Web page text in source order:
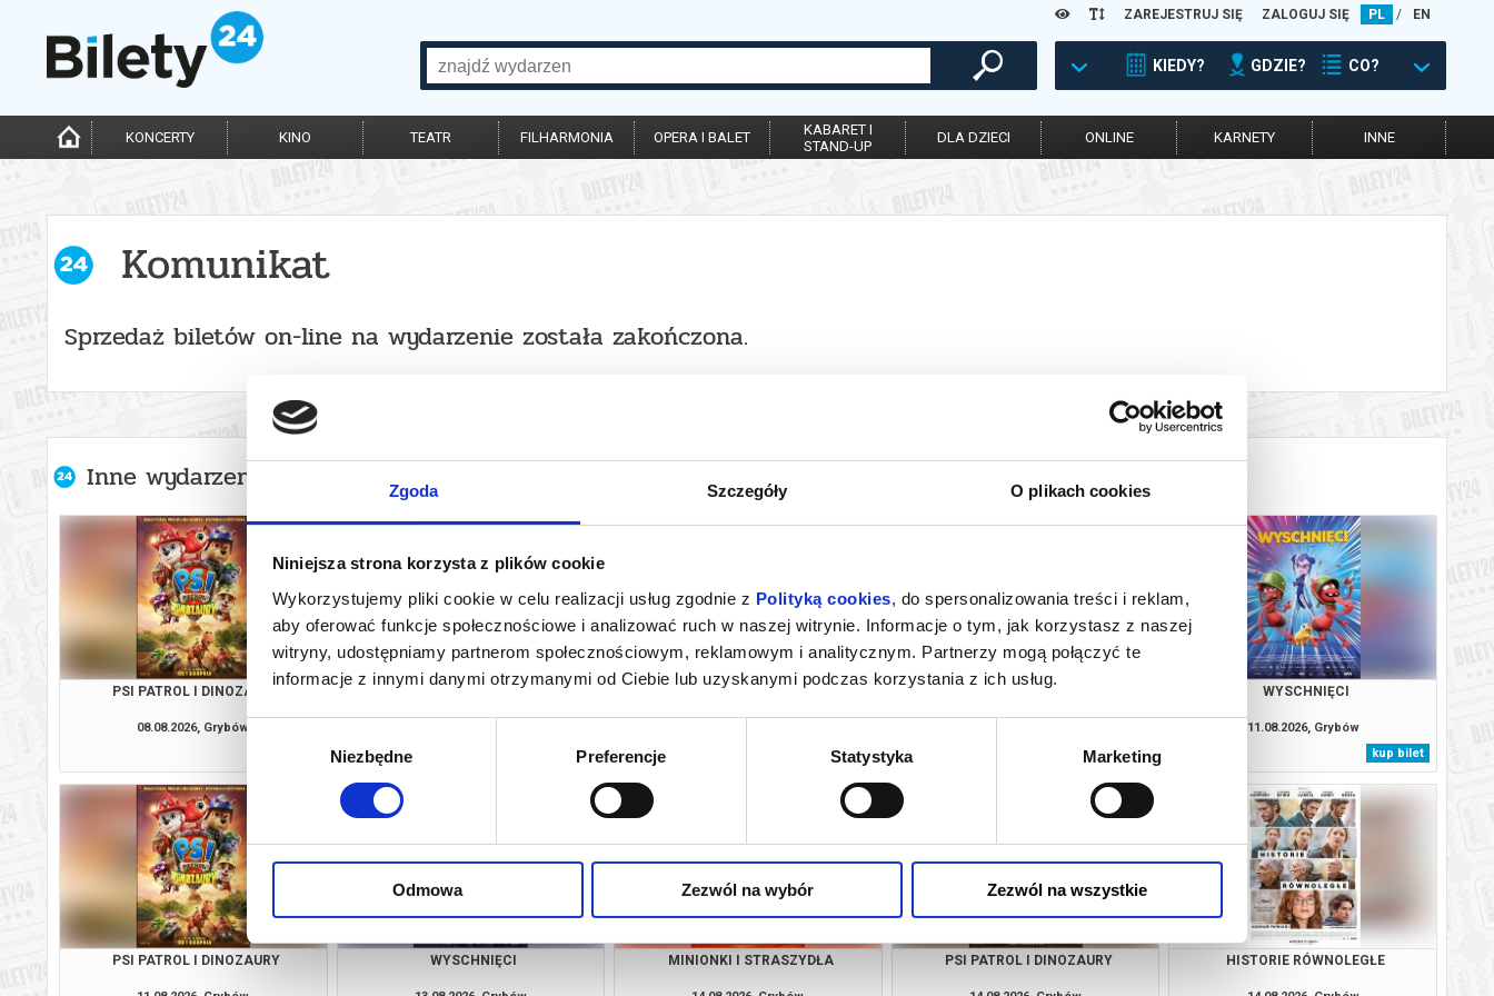
Zgoda Szczegóły O plikach cookies
Niniejsza strona korzysta z plików cookie
Wykorzystujemy pliki cookie w celu realizacji usług zgodnie z Polityką cookies, do spersonalizowania treści i reklam,
aby oferować funkcje społecznościowe i analizować ruch w naszej witrynie. Informacje o tym, jak korzystasz z naszej
witryny, udostępniamy partnerom społecznościowym, reklamowym i analitycznym. Partnerzy mogą połączyć te
informacje z innymi danymi otrzymanymi od Ciebie lub uzyskanymi podczas korzystania z ich usług.
Wybór
Niezbędne Preferencje Statystyka Marketing
Odmowa Zezwól na wybór Zezwól na wszystkie
ZAREJESTRUJ SIĘ ZALOGUJ SIĘ PL / EN
KIEDY? GDZIE? CO?
KONCERTY KINO TEATR FILHARMONIA OPERA I BALET
KABARET I
STAND-UP
DLA DZIECI ONLINE KARNETY INNE
Komunikat
Sprzedaż biletów on-line na wydarzenie została zakończona.
Inne wydarzenia organizatora
PSI PATROL I DINOZAURY
08.08.2026, Grybów
SPIDER-MAN: CAŁKIEM NOWY DZIEŃ
kup bilet
PSI PATROL I DINOZAURY
kup bilet
SPIDER-MAN: CAŁKIEM NOWY DZIEŃ
kup bilet
WYSCHNIĘCI
11.08.2026, Grybów
kup bilet
PSI PATROL I DINOZAURY WYSCHNIĘCI MINIONKI I STRASZYDŁA PSI PATROL I DINOZAURY HISTORIE RÓWNOLEGŁE